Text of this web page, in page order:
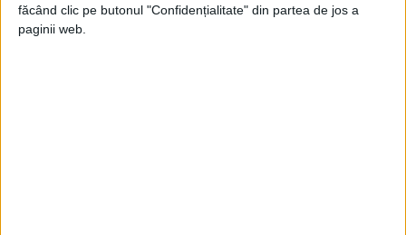
făcând clic pe butonul "Confidențialitate" din partea de jos a
paginii web.